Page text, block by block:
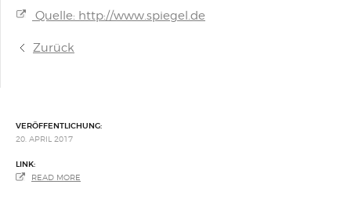
Quelle: http://www.spiegel.de
Zurück
VERÖFFENTLICHUNG:
20. APRIL 2017
LINK:
READ MORE